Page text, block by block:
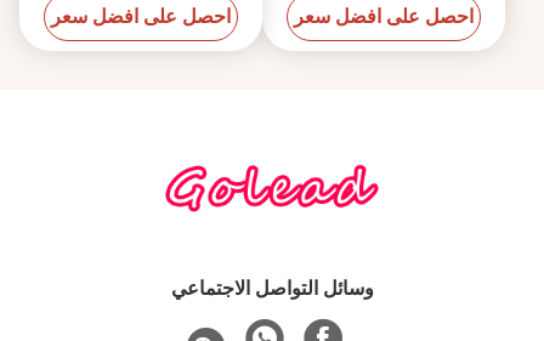
احصل على افضل سعر احصل على افضل سعر
وسائل التواصل الاجتماعي